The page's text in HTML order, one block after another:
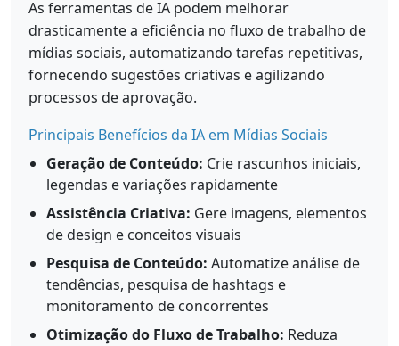
As ferramentas de IA podem melhorar
drasticamente a eficiência no fluxo de trabalho de
mídias sociais, automatizando tarefas repetitivas,
fornecendo sugestões criativas e agilizando
processos de aprovação.
Principais Benefícios da IA em Mídias Sociais
Geração de Conteúdo: Crie rascunhos iniciais,
legendas e variações rapidamente
Assistência Criativa: Gere imagens, elementos
de design e conceitos visuais
Pesquisa de Conteúdo: Automatize análise de
tendências, pesquisa de hashtags e
monitoramento de concorrentes
Otimização do Fluxo de Trabalho: Reduza